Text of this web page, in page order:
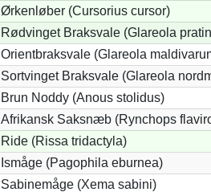
Ørkenløber (Cursorius cursor)
Rødvinget Braksvale (Glareola
Orientbraksvale (Glareola
Sortvinget Braksvale (Glareola
Brun Noddy (Anous stolidus)
Afrikansk Saksnæb (Rynchops
Ride (Rissa tridactyla)
Ismåge (Pagophila eburnea)
Sabinemåge (Xema sabini)